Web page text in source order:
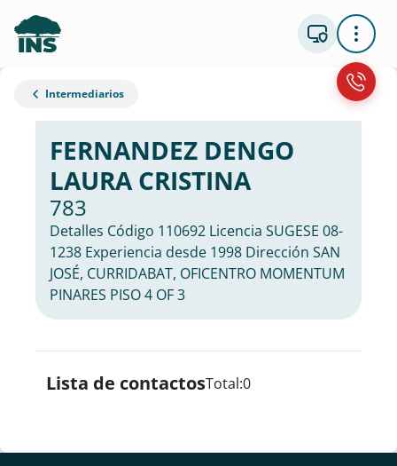
Intermediarios
FERNANDEZ DENGO
LAURA CRISTINA
783
Detalles Código 110692 Licencia SUGESE 08-
1238 Experiencia desde 1998 Dirección SAN
JOSÉ, CURRIDABAT, OFICENTRO MOMENTUM
PINARES PISO 4 OF 3
Lista de contactosTotal:0